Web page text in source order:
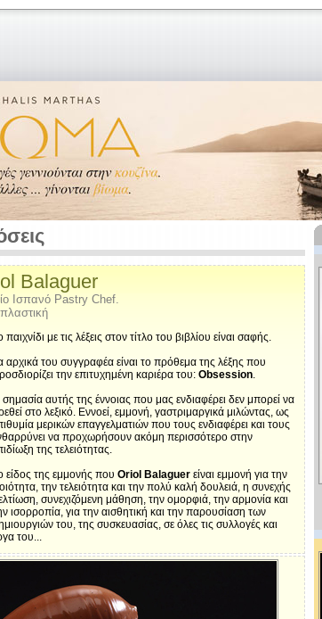
Balaguer
Ισπανό Pastry Chef.
παιχνίδι με τις λέξεις στον τίτλο του βιβλίου είναι σαφής.
αρχικά του συγγραφέα είναι το πρόθεμα της λέξης που
την επιτυχημένη καριέρα του: Obsession.
σημασία αυτής της έννοιας που μας ενδιαφέρει δεν μπορεί να
στο λεξικό. Εννοεί, εμμονή, γαστριμαργικά μιλώντας, ως
μερικών επαγγελματιών που τους ενδιαφέρει και τους
να προχωρήσουν ακόμη περισσότερο στην
της τελειότητας.
είδος της εμμονής που Oriol Balaguer είναι εμμονή για την
την τελειότητα και την πολύ καλή δουλειά, η συνεχής
συνεχιζόμενη μάθηση, την ομορφιά, την αρμονία και
ισορροπία, για την αισθητική και την παρουσίαση των
του, της συσκευασίας, σε όλες τις συλλογές και
του...